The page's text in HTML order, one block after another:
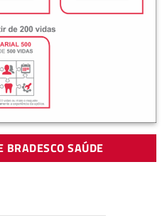
BRADESCO SAÚDE